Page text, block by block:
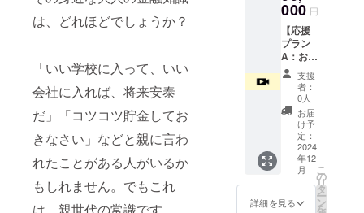
は、どれほどでしょうか？
「いい学校に入って、いい
会社に入れば、将来安泰
だ」「コツコツ貯金してお
きなさい」などと親に言わ
れたことがある人がいるか
もしれません。でもこれ
は、親世代の常識です。
作中で
す。 ●
ステッ
カーの
サイ
ズ：
4cm×4
cmの正
円
000 円
【応援
プラン
A：お礼
の動
画】 感
謝の気
持ちを
込め
て、お
礼の
メッ
セージ
を動画
でお送
支援
者：
0人
お届
け予
定：
2024
年12
月
詳細を見る
こ
の
リ
タ
ー
ン
を